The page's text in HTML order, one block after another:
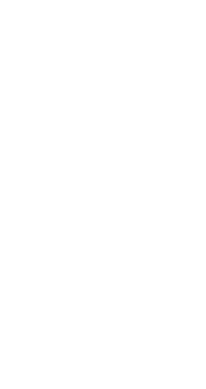
Maju Bersama